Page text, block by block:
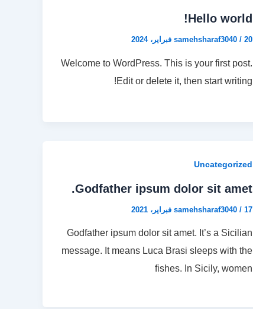
Hello world!
samehsharaf3040 / 20 فبراير، 2024
Welcome to WordPress. This is your first post.
Edit or delete it, then start writing!
Uncategorized
Godfather ipsum dolor sit amet.
samehsharaf3040 / 17 فبراير، 2021
Godfather ipsum dolor sit amet. It’s a Sicilian
message. It means Luca Brasi sleeps with the
fishes. In Sicily, women